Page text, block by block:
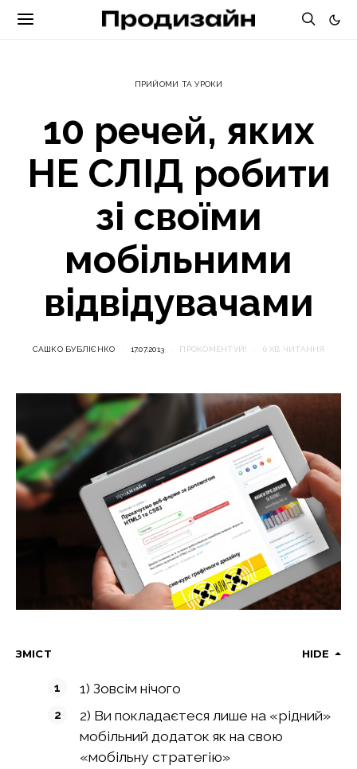
ПРИЙОМИ ТА УРОКИ
10 речей, яких
НЕ СЛІД робити
зі своїми
мобільними
відвідувачами
САШКО БУБЛІЄНКО 17.07.2013 ПРОКОМЕНТУЙ! 6 ХВ ЧИТАННЯ
ЗМІСТ HIDE
1) Зовсім нічого
2) Ви покладаєтеся лише на «рідний»
мобільний додаток як на свою
«мобільну стратегію»